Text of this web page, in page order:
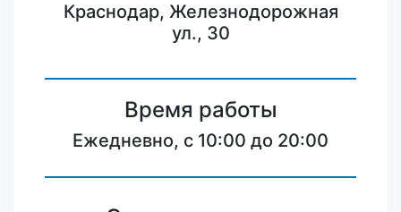
Краснодар, Железнодорожная
ул., 30
Время работы
Ежедневно, с 10:00 до 20:00